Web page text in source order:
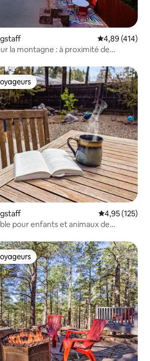
Évaluation
4,89 (414)
la montagne : à proximité de
les plus appréciés
Évaluation
4,95 (125)
pour enfants et animaux de
les plus appréciés